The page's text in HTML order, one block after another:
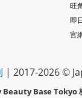
旺
即
官
| 2017-2026 ©
Beauty Base Tokyo